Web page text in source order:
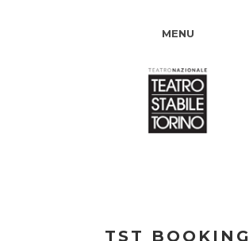
MENU
TST BOOKING